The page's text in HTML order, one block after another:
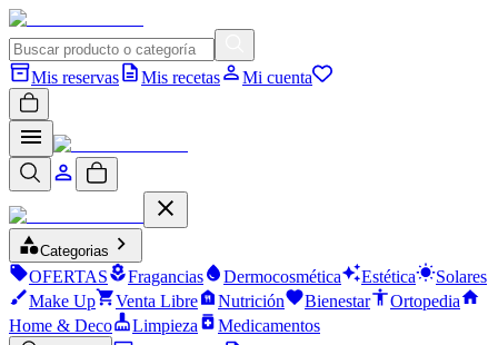
Mis reservas Mis recetas Mi cuenta
Categorias
OFERTAS Fragancias Dermocosmética Estética
Solares
Make Up
Venta Libre Nutrición Bienestar
Ortopedia
Home & Deco
Limpieza Medicamentos